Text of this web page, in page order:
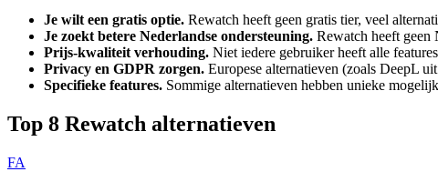
Je wilt een gratis optie. Rewatch heeft geen gratis tier, veel
Je zoekt betere Nederlandse ondersteuning. Rewatch heeft geen
Prijs-kwaliteit verhouding. Niet iedere gebruiker heeft alle
Privacy en GDPR zorgen. Europese alternatieven (zoals DeepL
Specifieke features. Sommige alternatieven hebben unieke
Top 8 Rewatch alternatieven
FA